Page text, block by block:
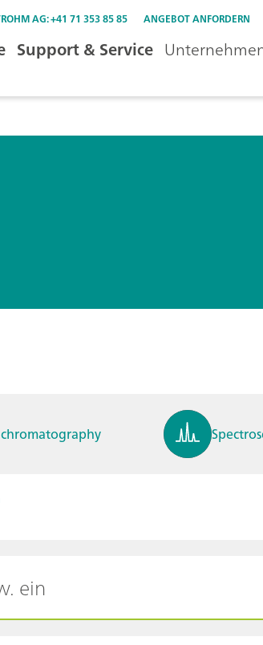
AG: +41 71 353 85 85 ANGEBOT ANFORDERN
Support & Service